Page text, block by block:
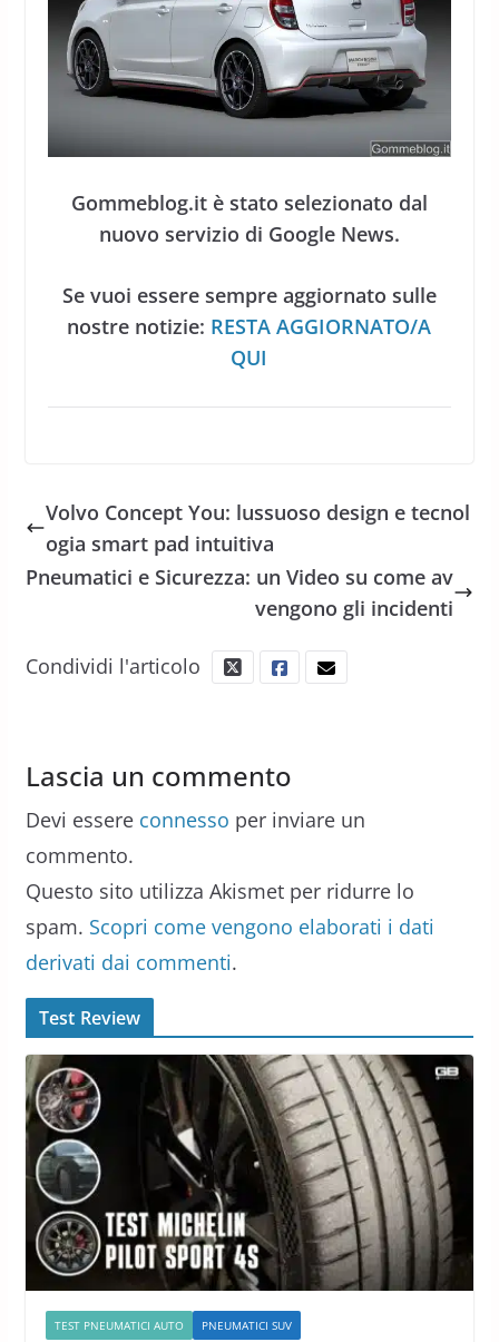
Gommeblog.it è stato selezionato dal
nuovo servizio di Google News.
Se vuoi essere sempre aggiornato sulle
nostre notizie: RESTA AGGIORNATO/A
QUI
Volvo Concept You: lussuoso design e tecnol
ogia smart pad intuitiva
Pneumatici e Sicurezza: un Video su come av
vengono gli incidenti
Condividi l'articolo
Lascia un commento
Devi essere connesso per inviare un
commento.
Questo sito utilizza Akismet per ridurre lo
spam. Scopri come vengono elaborati i dati
derivati dai commenti.
Test Review
TEST PNEUMATICI AUTO PNEUMATICI SUV